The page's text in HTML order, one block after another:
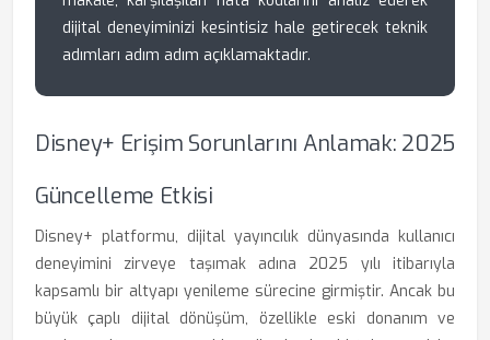
dijital deneyiminizi kesintisiz hale getirecek teknik
adımları adım adım açıklamaktadır.
Disney+ Erişim Sorunlarını Anlamak: 2025
Güncelleme Etkisi
Disney+ platformu, dijital yayıncılık dünyasında kullanıcı
deneyimini zirveye taşımak adına 2025 yılı itibarıyla
kapsamlı bir altyapı yenileme sürecine girmiştir. Ancak bu
büyük çaplı dijital dönüşüm, özellikle eski donanım ve